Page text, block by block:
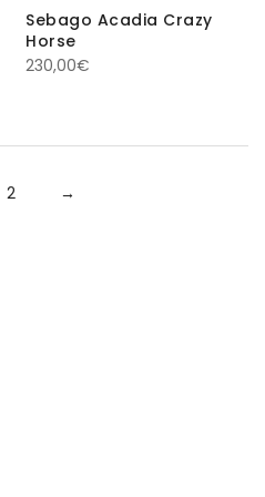
Sebago Acadia Crazy
Horse
230,00€
2 →